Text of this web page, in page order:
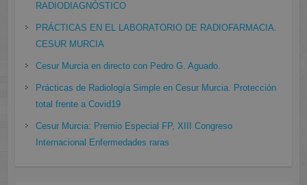
RADIODIAGNÓSTICO
PRÁCTICAS EN EL LABORATORIO DE RADIOFARMACIA.
CESUR MURCIA
Cesur Murcia en directo con Pedro G. Aguado.
Prácticas de Radiología Simple en Cesur Murcia. Protección
total frente a Covid19
Cesur Murcia: Premio Especial FP, XIII Congreso
Internacional Enfermedades raras